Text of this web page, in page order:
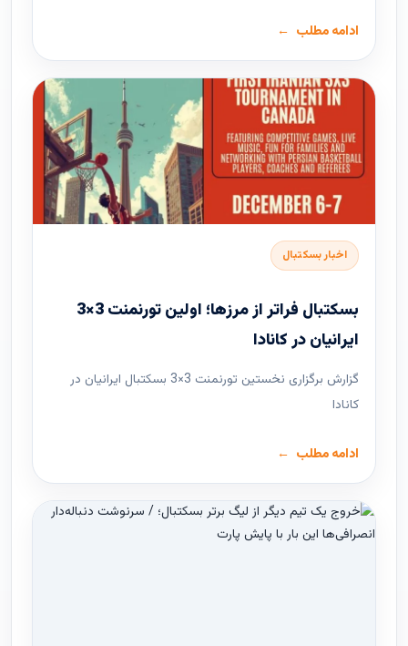
ادامه مطلب
اخبار بسکتبال
بسکتبال فراتر از مرزها؛ اولین تورنمنت 3×3
ایرانیان در کانادا
گزارش برگزاری نخستین تورنمنت 3×3 بسکتبال ایرانیان در
کانادا
ادامه مطلب